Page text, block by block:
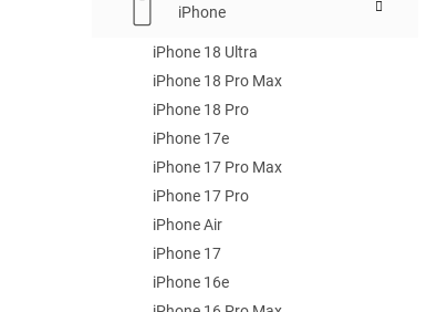
iPhone
iPhone 18 Ultra
iPhone 18 Pro Max
iPhone 18 Pro
iPhone 17e
iPhone 17 Pro Max
iPhone 17 Pro
iPhone Air
iPhone 17
iPhone 16e